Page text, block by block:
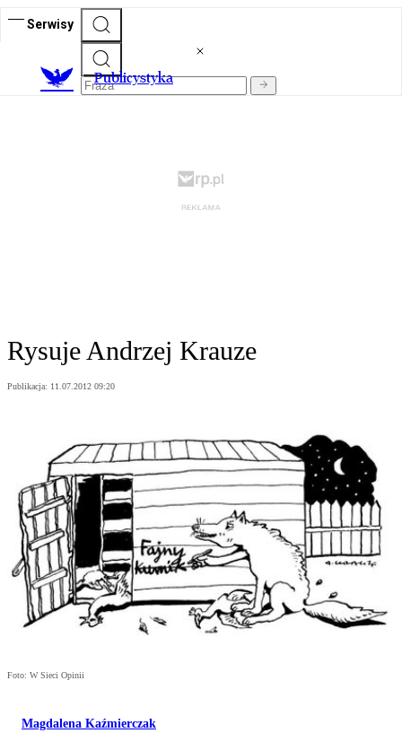
Serwisy
Publicystyka
Rysuje Andrzej Krauze
Publikacja: 11.07.2012 09:20
Foto: W Sieci Opinii
Magdalena Kaźmierczak